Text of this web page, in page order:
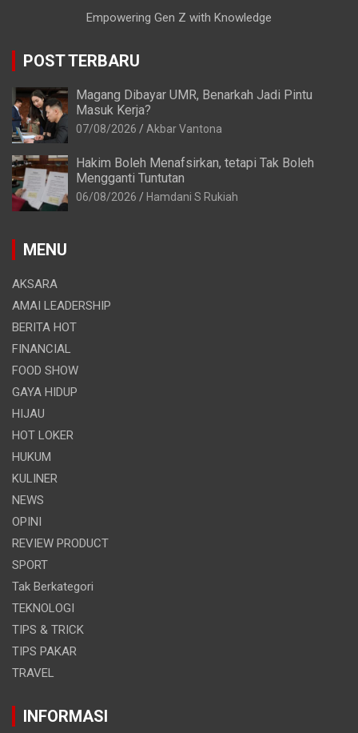
Empowering Gen Z with Knowledge
POST TERBARU
Magang Dibayar UMR, Benarkah Jadi Pintu
Masuk Kerja?
07/08/2026 Akbar Vantona
Hakim Boleh Menafsirkan, tetapi Tak Boleh
Mengganti Tuntutan
06/08/2026 Hamdani S Rukiah
MENU
AKSARA
AMAI LEADERSHIP
BERITA HOT
FINANCIAL
FOOD SHOW
GAYA HIDUP
HIJAU
HOT LOKER
HUKUM
KULINER
NEWS
OPINI
REVIEW PRODUCT
SPORT
Tak Berkategori
TEKNOLOGI
TIPS & TRICK
TIPS PAKAR
TRAVEL
INFORMASI